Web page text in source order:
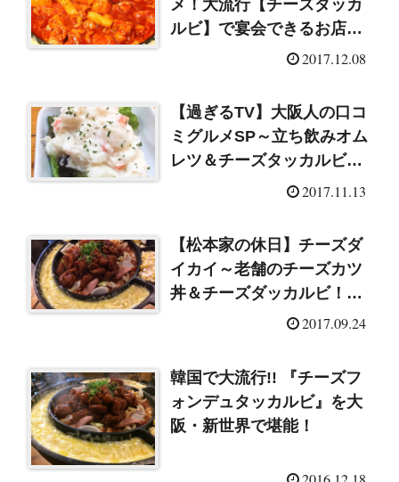
メ！大流行【チーズダッカ
ルビ】で宴会できるお店を
2017.12.08
【過ぎるTV】大阪人の口コ
ミグルメSP～立ち飲みオム
レツ＆チーズタッカルビ＆
個性的なポテトサラダ2017.11.13
【松本家の休日】チーズダ
イカイ～老舗のチーズカツ
丼＆チーズダッカルビ！
2017.09.24
韓国で大流行!! 『チーズフ
ォンデュタッカルビ』を大
阪・新世界で堪能！